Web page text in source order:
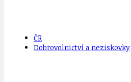
ČR
Dobrovolnictví a neziskovky